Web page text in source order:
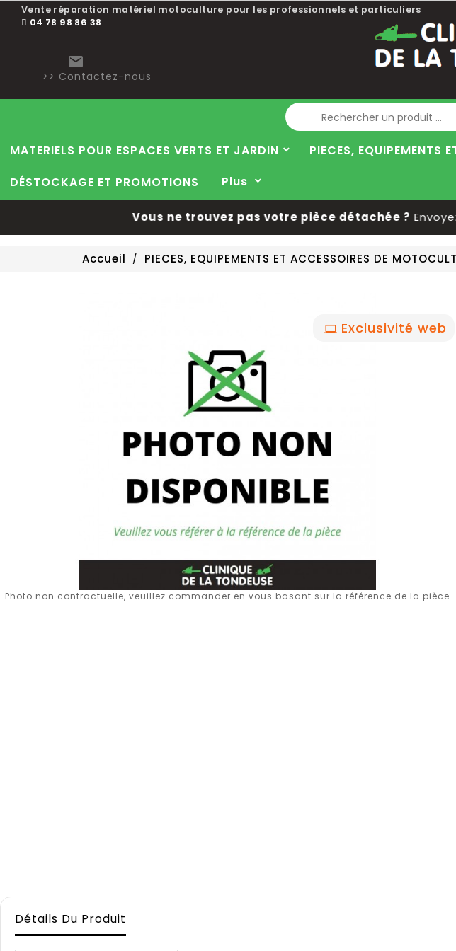
Vente réparation matériel motoculture pour les professionnels et particuliers
04 78 98 86 38

>> Contactez-nous
MATERIELS POUR ESPACES VERTS ET JARDIN PIECES, EQUIPEMENTS
DÉSTOCKAGE ET PROMOTIONS
Plus
Vous ne trouvez pas votre pièce détachée ?Envoyez
Accueil PIECES, EQUIPEMENTS ET ACCESSOIRES DE
Exclusivité web
Photo non contractuelle, veuillez commander en vous basant sur la référence de la pièce
Détails Du Produit